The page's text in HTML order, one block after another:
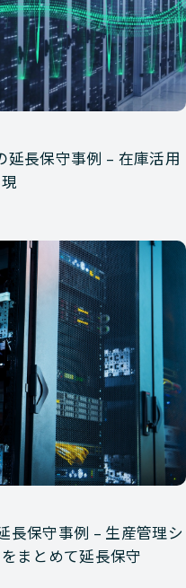
延長保守事例 – 在庫活用
長保守事例 – 生産管理シ
まとめて延長保守